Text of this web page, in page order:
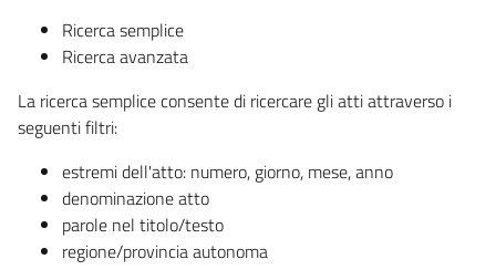
Ricerca semplice
Ricerca avanzata
La ricerca semplice consente di ricercare gli atti attraverso i
seguenti filtri:
estremi dell'atto: numero, giorno, mese, anno
denominazione atto
parole nel titolo/testo
regione/provincia autonoma